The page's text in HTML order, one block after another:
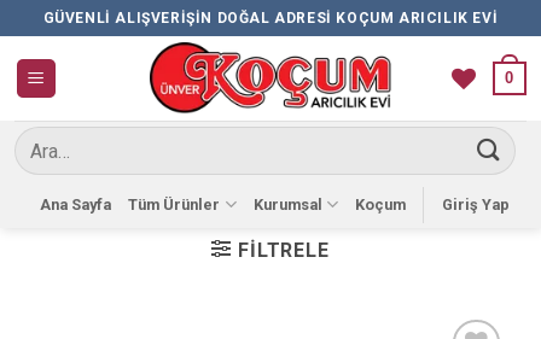
İçeriğe
atla
GÜVENLI ALIŞVERIŞIN DOĞAL ADRESI KOÇUM ARICILIK EVI
0
Ara:
Ana Sayfa Tüm Ürünler Kurumsal Koçum Giriş Yap
FILTRELE